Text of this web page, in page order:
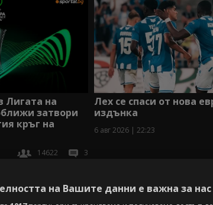
Лигата на
затвори
кръг на
14622 3
Лех се спаси от нова
издънка
6 авг 2026 | 22:23
на Вашите данни е важна за нас